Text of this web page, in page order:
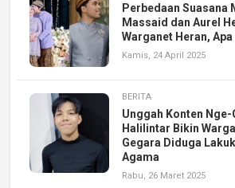
Perbedaan Suasana
Massaid dan Aurel
Warganet Heran, Apa
Kamis, 24 April 2025
BERITA
Unggah Konten Nge-
Halilintar Bikin
Gegara Diduga
Agama
Rabu, 26 Maret 2025